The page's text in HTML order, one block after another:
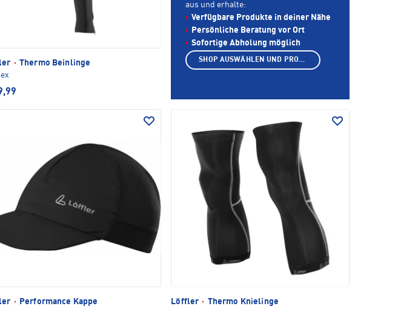
· Thermo Beinlinge
·
Performance Kappe
Löffler · Thermo Knielinge
aus und erhalte:
Verfügbare Produkte in deiner Nähe
Persönliche Beratung vor Ort
Sofortige Abholung möglich
SHOP AUSWÄHLEN UND PRODUKTE ANZEIGEN